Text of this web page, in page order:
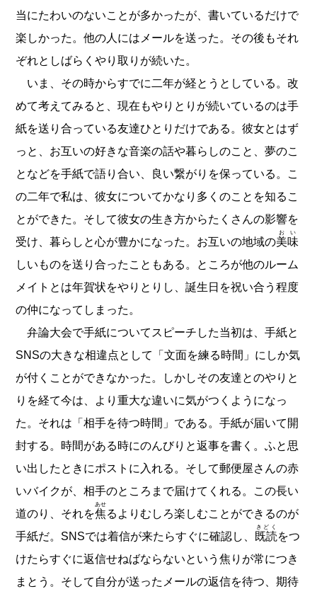
当にたわいのないことが多かったが、書いているだけで
楽しかった。他の人にはメールを送った。その後もそれ
ぞれとしばらくやり取りが続いた。
いま、その時からすでに二年が経とうとしている。改
めて考えてみると、現在もやりとりが続いているのは手
紙を送り合っている友達ひとりだけである。彼女とはず
っと、お互いの好きな音楽の話や暮らしのこと、夢のこ
となどを手紙で語り合い、良い繋がりを保っている。こ
の二年で私は、彼女についてかなり多くのことを知るこ
とができた。そして彼女の生き方からたくさんの影響を
受け、暮らしと心が豊かになった。お互いの地域の美味
おい
しいものを送り合ったこともある。ところが他のルーム
メイトとは年賀状をやりとりし、誕生日を祝い合う程度
の仲になってしまった。
弁論大会で手紙についてスピーチした当初は、手紙と
SNSの大きな相違点として「文面を練る時間」にしか気
が付くことができなかった。しかしその友達とのやりと
りを経て今は、より重大な違いに気がつくようになっ
た。それは「相手を待つ時間」である。手紙が届いて開
封する。時間がある時にのんびりと返事を書く。ふと思
い出したときにポストに入れる。そして郵便屋さんの赤
いバイクが、相手のところまで届けてくれる。この長い
道のり、それを焦
あせ
るよりむしろ楽しむことができるのが
手紙だ。SNSでは着信が来たらすぐに確認し、 既読
きどく
をつ
けたらすぐに返信せねばならないという焦りが常につき
まとう。そして自分が送ったメールの返信を待つ、期待